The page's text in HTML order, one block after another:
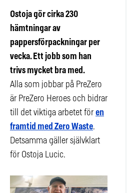
Ostoja gör cirka 230
hämtningar av
pappersförpackningar per
vecka. Ett jobb som han
trivs mycket bra med.
Alla som jobbar på PreZero
är PreZero Heroes och bidrar
till det viktiga arbetet för en
framtid med Zero Waste.
Detsamma gäller självklart
för Ostoja Lucic.